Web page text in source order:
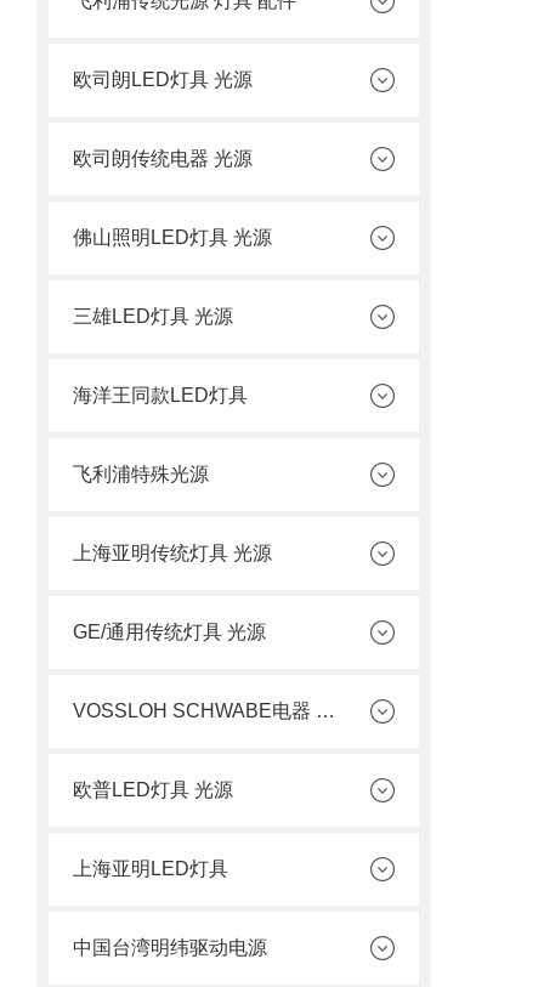
欧司朗LED灯具 光源
欧司朗传统电器 光源
佛山照明LED灯具 光源
三雄LED灯具 光源
海洋王同款LED灯具
飞利浦特殊光源
上海亚明传统灯具 光源
GE/通用传统灯具 光源
VOSSLOH SCHWABE电器 光源
欧普LED灯具 光源
上海亚明LED灯具
中国台湾明纬驱动电源